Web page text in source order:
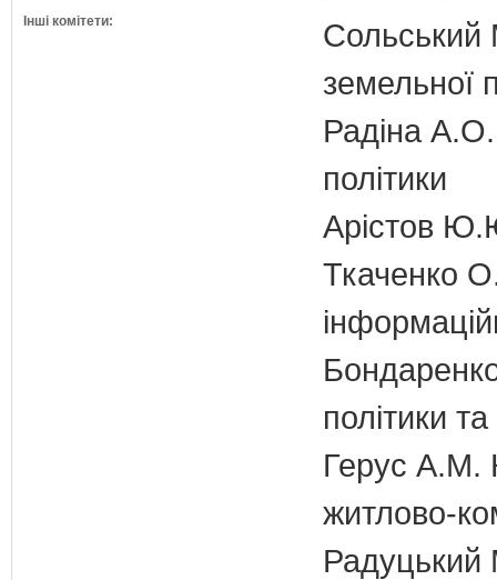
Інші комітети:
Сольський
земельної
Радіна А.О.
політики
Арістов
Ткаченко
політики
Герус А.М.
житлово-
Радуцький